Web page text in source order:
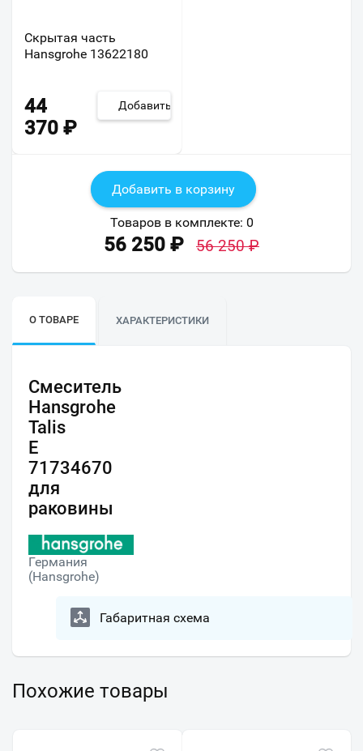
Скрытая часть
Hansgrohe 13622180
44
370 ₽
Добавить
Добавить в корзину
Товаров в комплекте: 0
56 250 ₽ 56 250₽
О ТОВАРЕ ХАРАКТЕРИСТИКИ
Смеситель
Hansgrohe
Talis
E
71734670
для
раковины
Германия
(Hansgrohe)
Габаритная схема
Похожие товары